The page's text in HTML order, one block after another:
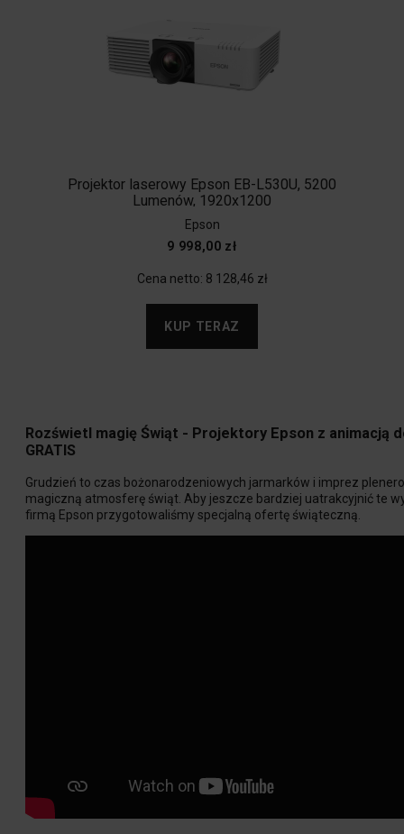
Projektor laserowy Epson EB-L530U, 5200
Lumenów, 1920x1200
Epson
9 998,00 zł
Cena netto: 8 128,46 zł
KUP TERAZ
Rozświetl magię Świąt - Projektory Epson z animacją
GRATIS
Grudzień to czas bożonarodzeniowych jarmarków i imprez
magiczną atmosferę świąt. Aby jeszcze bardziej uatrakcyjnić te
firmą Epson przygotowaliśmy specjalną ofertę świąteczną.